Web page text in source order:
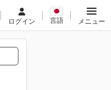
ログイン 言語 メニュー